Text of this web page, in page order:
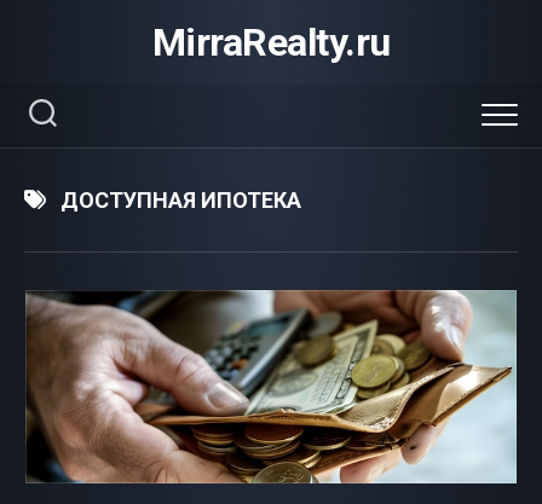
MirraRealty.ru
ДОСТУПНАЯ ИПОТЕКА